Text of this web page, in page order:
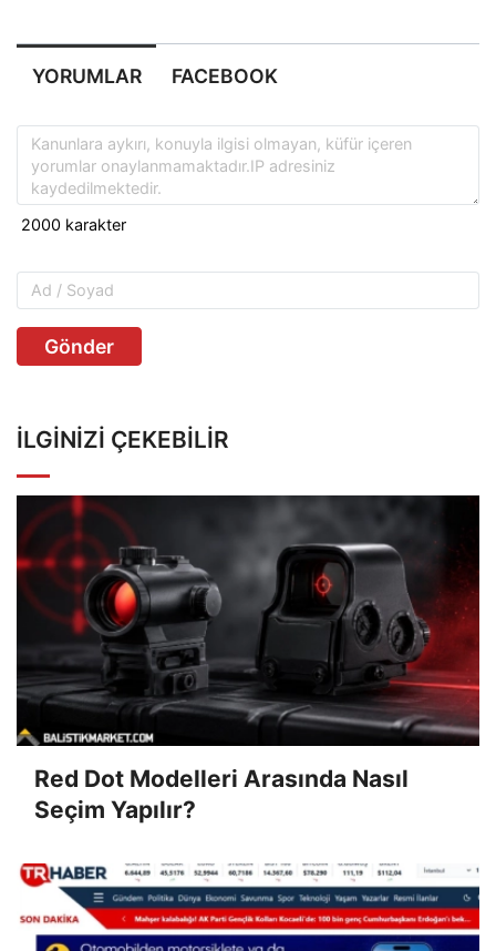
YORUMLAR FACEBOOK
Gönder
İLGINIZI ÇEKEBILIR
Red Dot Modelleri Arasında Nasıl
Seçim Yapılır?